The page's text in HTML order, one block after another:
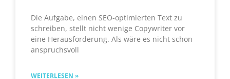
Die Aufgabe, einen SEO-optimierten Text zu
schreiben, stellt nicht wenige Copywriter vor
eine Herausforderung. Als wäre es nicht schon
anspruchsvoll
WEITERLESEN »